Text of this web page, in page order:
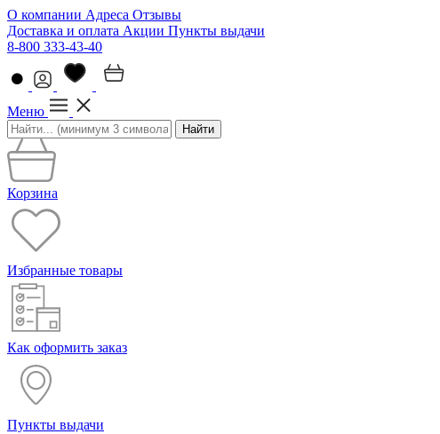
О компании Адреса Отзывы
Доставка и оплата Акции Пункты выдачи
8-800 333-43-40
Меню
Найти
Корзина
Избранные товары
Как оформить заказ
Пункты выдачи